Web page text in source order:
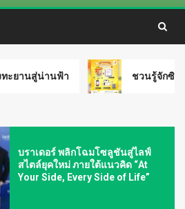
ชวนรู้จักซิม my by NT เน็ตเร็ว แรง คุ้มค่า
2026 Bangkok เข้าถึงแหล่งทุน
ชุมชน เสริมสร้างโอกาสทางการ
เงินแก่ผู้ประกอบการ SME
บราเดอร์ พลิกโฉมโซลูชันสู่ไลฟ์
สไตล์ยุคใหม่ ภายใต้แนวคิด “At
Your Side, Every Side of Life”